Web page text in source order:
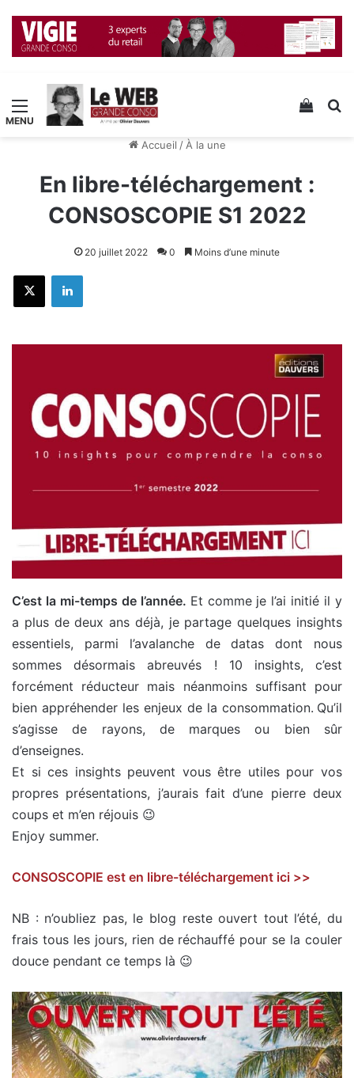
Menu Voir
Accueil / À la une
En libre-téléchargement :
CONSOSCOPIE S1 2022
20 juillet 2022 0 Moins d’une minute
X Linkedin
C’est la mi-temps de l’année. Et comme je l’ai initié il y
a plus de deux ans déjà, je partage quelques insights
essentiels, parmi l’avalanche de datas dont nous
sommes désormais abreuvés ! 10 insights, c’est
forcément réducteur mais néanmoins suffisant pour
bien appréhender les enjeux de la consommation. Qu’il
s’agisse de rayons, de marques ou bien sûr
d’enseignes.
Et si ces insights peuvent vous être utiles pour vos
propres présentations, j’aurais fait d’une pierre deux
coups et m’en réjouis 😉
Enjoy summer.
CONSOSCOPIE est en libre-téléchargement ici >>
NB : n’oubliez pas, le blog reste ouvert tout l’été, du
frais tous les jours, rien de réchauffé pour se la couler
douce pendant ce temps là 😉